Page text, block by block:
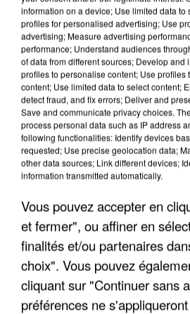
5 août 2026
L’un des fondateurs
interpellé en Algérie
Il est soupçonné d'y avoir
France.
information on a device; Use limited data to
profiles for personalised advertising; Use
advertising; Measure advertising
performance; Understand audiences
of data from different sources; Develop and
profiles to personalise content; Use profiles
content; Use limited data to select content;
detect fraud, and fix errors; Deliver and
Save and communicate privacy choices.
process personal data such as IP address
following functionalities: Identify devices
requested; Use precise geolocation data;
other data sources; Link different devices;
information transmitted automatically.
Vous pouvez accepter en
et fermer", ou affiner en
finalités et/ou partenaires
choix". Vous pouvez
cliquant sur "Continuer sans
préférences ne